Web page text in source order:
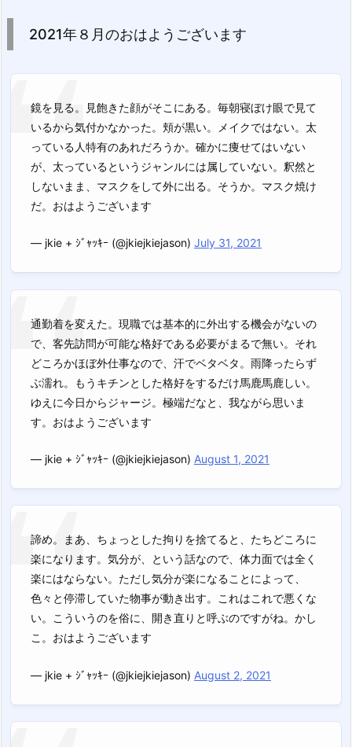
2021年８月のおはようございます
鏡を見る。見飽きた顔がそこにある。毎朝寝ぼけ眼で見て
いるから気付かなかった。頬が黒い。メイクではない。太
っている人特有のあれだろうか。確かに痩せてはいない
が、太っているというジャンルには属していない。釈然と
しないまま、マスクをして外に出る。そうか。マスク焼け
だ。おはようございます
— jkie + ｼﾞｬｯｷｰ (@jkiejkiejason) July 31, 2021
通勤着を変えた。現職では基本的に外出する機会がないの
で、客先訪問が可能な格好である必要がまるで無い。それ
どころかほぼ外仕事なので、汗でベタベタ。雨降ったらず
ぶ濡れ。もうキチンとした格好をするだけ馬鹿馬鹿しい。
ゆえに今日からジャージ。極端だなと、我ながら思いま
す。おはようございます
— jkie + ｼﾞｬｯｷｰ (@jkiejkiejason) August 1, 2021
諦め。まあ、ちょっとした拘りを捨てると、たちどころに
楽になります。気分が、という話なので、体力面では全く
楽にはならない。ただし気分が楽になることによって、
色々と停滞していた物事が動き出す。これはこれで悪くな
い。こういうのを俗に、開き直りと呼ぶのですがね。かし
こ。おはようございます
— jkie + ｼﾞｬｯｷｰ (@jkiejkiejason) August 2, 2021